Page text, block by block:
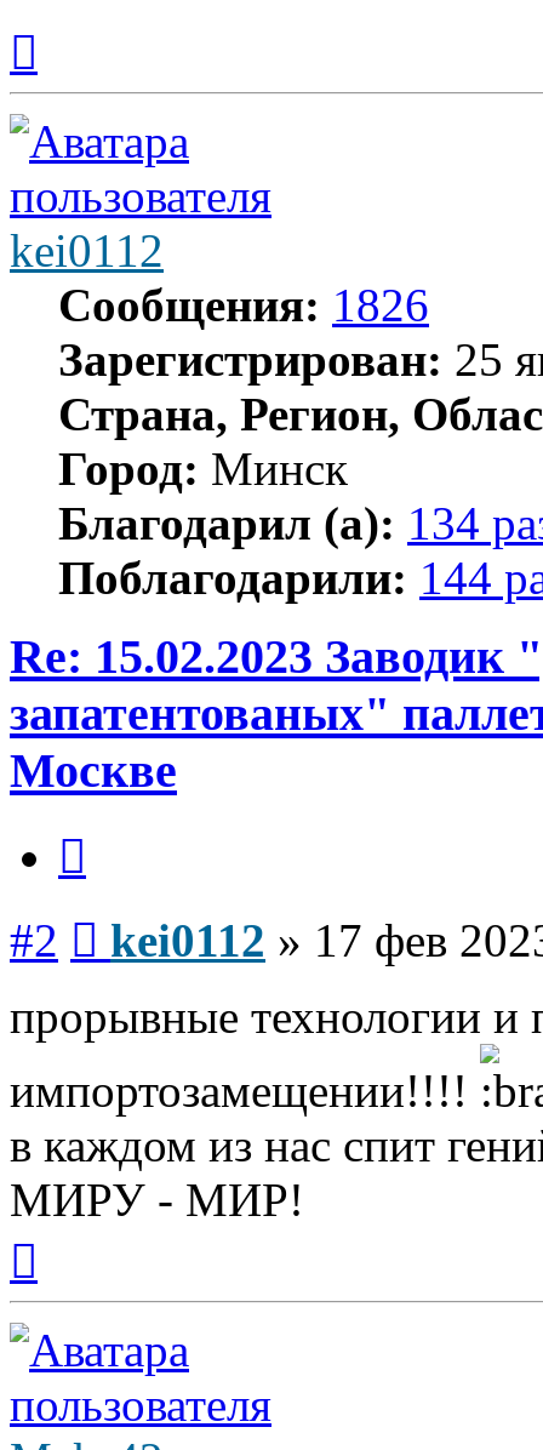
началу
kei0112
Сообщения: 1826
Зарегистрирован: 25
Страна, Регион,
Город: Минск
Благодарил (а): 134
Поблагодарили: 144
Re: 15.02.2023 Заводик
запатентованых"
Москве
#2 kei0112 » 17 фев
прорывные технологии и
импортозамещении!!!!
в каждом из нас спит
МИРУ - МИР!
началу